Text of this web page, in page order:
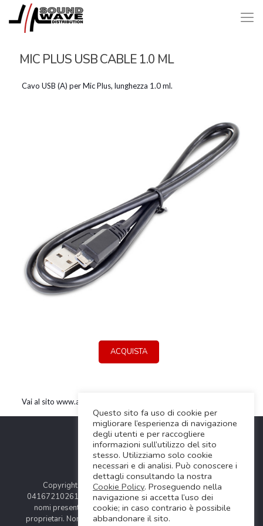
MIC PLUS USB CABLE 1.0 ML
Cavo USB (A) per Mic Plus, lunghezza 1.0 ml.
ACQUISTA
Vai al sito www.apogeedigital.com
Copyright © 2024 Soundwave Distribution Srl - P.I.
04167210261 |
COOKIES POLICY| Tutti i marchi, i prodotti e i
nomi presentati in questo sito sono registrati dai legittimi
proprietari. Nomi e caratteristiche sono citati solamente al fine
Questo sito fa uso di cookie per
migliorare l’esperienza di navigazione
degli utenti e per raccogliere
informazioni sull’utilizzo del sito
stesso. Utilizziamo solo cookie
necessari e di analisi. Può conoscere i
dettagli consultando la nostra
Cookie Policy. Proseguendo nella
navigazione si accetta l’uso dei
cookie; in caso contrario è possibile
abbandonare il sito.